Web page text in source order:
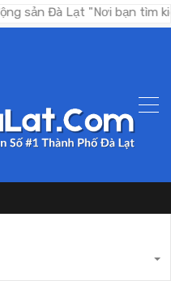
Lạt "Nơi bạn tìm kiếm